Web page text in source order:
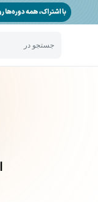
جستجو در